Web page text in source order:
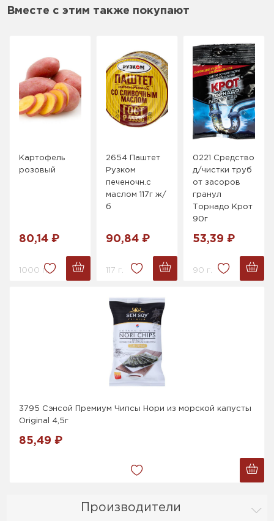
Производители
Вместе с этим также покупают
Картофель
розовый
80,14 ₽
1000 г.
2654 Паштет
Рузком
печеночн.с
маслом 117г ж/
б
90,84 ₽
117 г.
0221 Средство
д/чистки труб
от засоров
гранул
Торнадо Крот
90г
53,39 ₽
90 г.
3795 Сэнсой Премиум Чипсы Нори из морской капусты
Original 4,5г
85,49 ₽